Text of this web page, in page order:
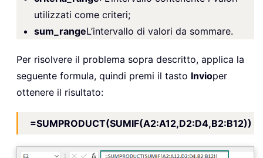
utilizzati come criteri;
sum_rangeL’intervallo di valori da sommare.
Per risolvere il problema sopra descritto, applica la
seguente formula, quindi premi il tasto Invioper
ottenere il risultato:
=SUMPRODUCT(SUMIF(A2:A12,D2:D4,B2:B12))